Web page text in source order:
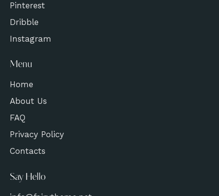
Pinterest
Dribble
Instagram
Menu
Home
About Us
FAQ
Privacy Policy
Contacts
Say Hello